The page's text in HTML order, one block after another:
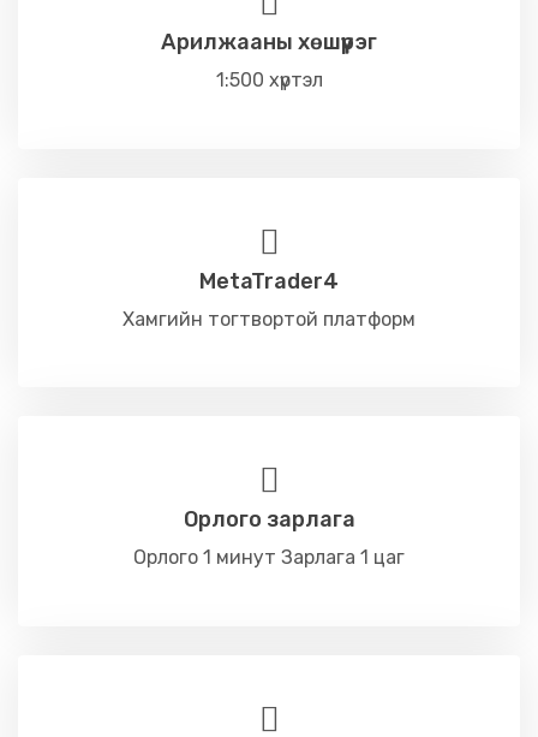
Арилжааны хөшүүрэг
1:500 хүртэл
MetaTrader4
Хамгийн тогтвортой платформ
Орлого зарлага
Орлого 1 минут Зарлага 1 цаг